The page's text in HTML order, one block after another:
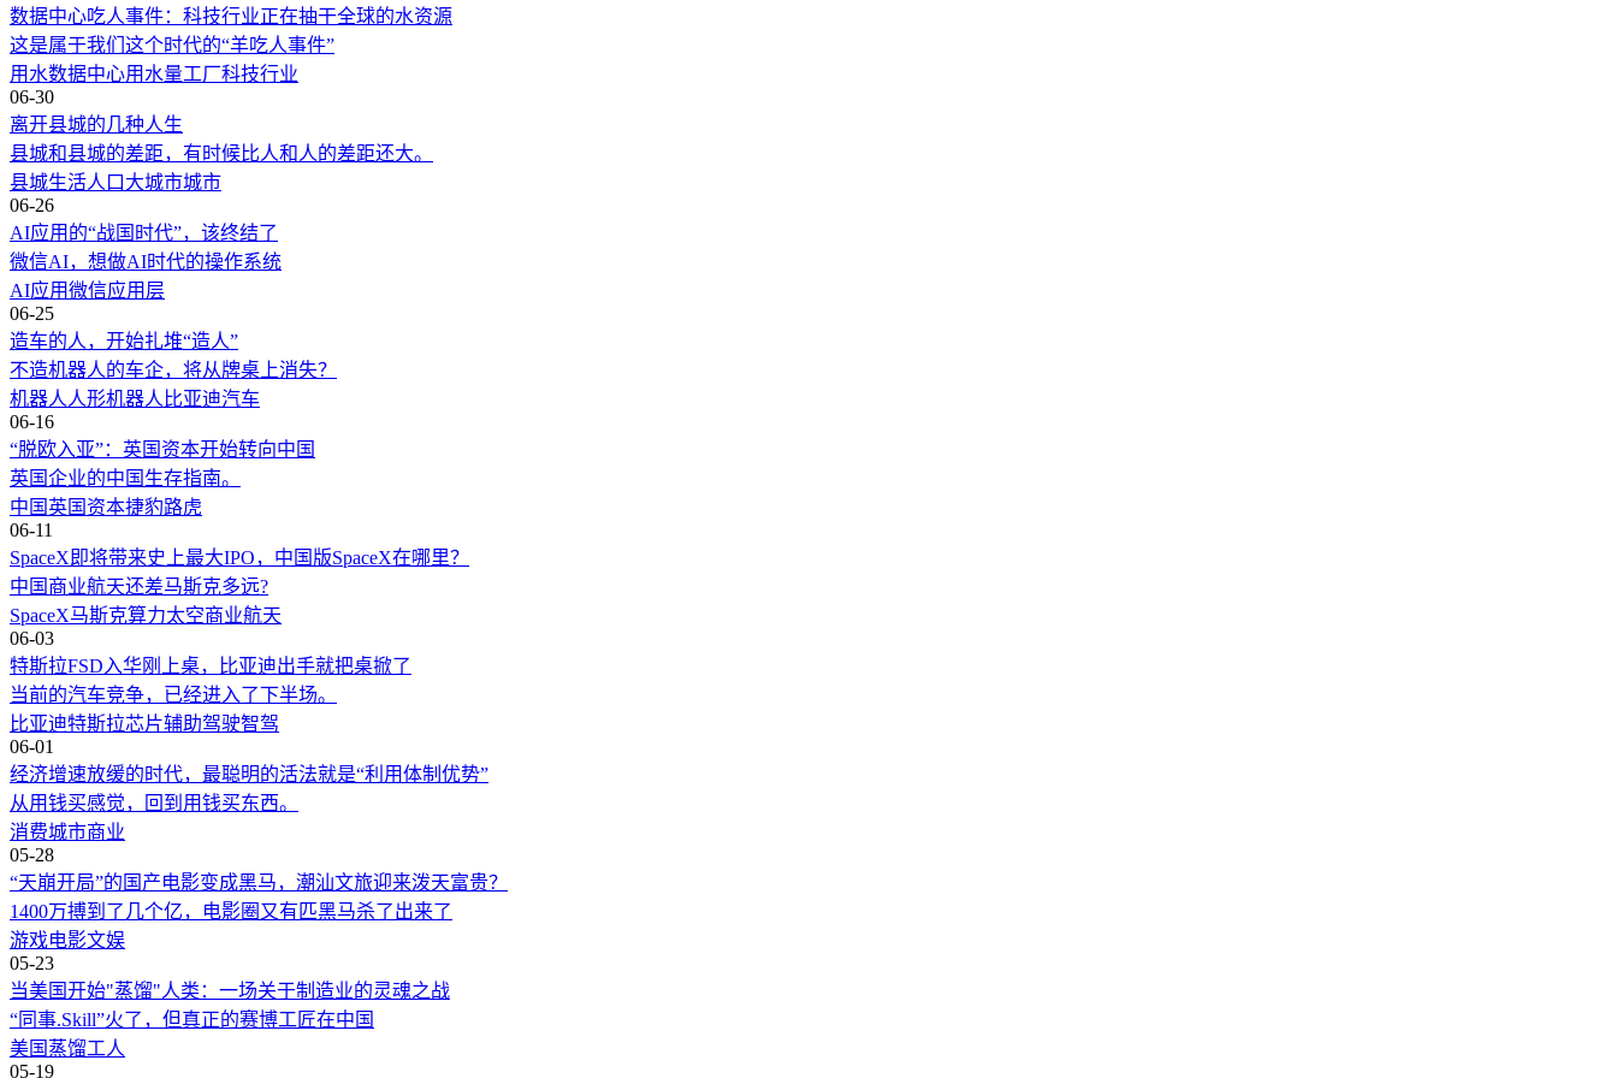
数据中心吃人事件：科技行业正在抽干全球的水资源
这是属于我们这个时代的“羊吃人事件”
用水数据中心用水量工厂科技行业
06-30
离开县城的几种人生
县城和县城的差距，有时候比人和人的差距还大。
县城生活人口 大城市城市
06-26
AI应用的“战国时代”，该终结了
微信AI，想做AI时代的操作系统
AI应用微信应用层
06-25
造车的人，开始扎堆“造人”
不造机器人的车企，将从牌桌上消失？
机器人 人形机器人 比亚迪汽车
06-16
“脱欧入亚”：英国资本开始转向中国
英国企业的中国生存指南。
中国 英国 资本捷豹路虎
06-11
SpaceX即将带来史上最大IPO，中国版SpaceX在哪里？
中国商业航天还差马斯克多远?
SpaceX马斯克算力太空商业航天
06-03
特斯拉FSD入华刚上桌，比亚迪出手就把桌掀了
当前的汽车竞争，已经进入了下半场。
比亚迪特斯拉芯片辅助驾驶智驾
06-01
经济增速放缓的时代，最聪明的活法就是“利用体制优势”
从用钱买感觉，回到用钱买东西。
消费城市商业
05-28
“天崩开局”的国产电影变成黑马，潮汕文旅迎来泼天富贵？
1400万搏到了几个亿，电影圈又有匹黑马杀了出来了
游戏电影文娱
05-23
当美国开始"蒸馏"人类：一场关于制造业的灵魂之战
“同事.Skill”火了，但真正的赛博工匠在中国
美国 蒸馏工人
05-19